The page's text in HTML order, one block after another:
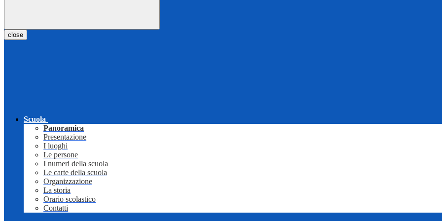
close
Scuola
Panoramica
Presentazione
I luoghi
Le persone
I numeri della scuola
Le carte della scuola
Organizzazione
La storia
Orario scolastico
Contatti